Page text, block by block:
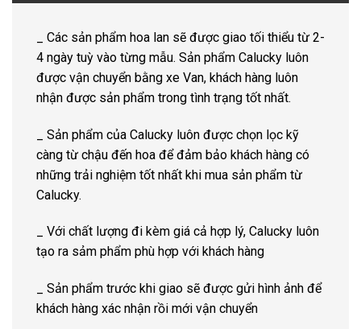
_ Các sản phẩm hoa lan sẽ được giao tối thiểu từ 2-
4 ngày tuỳ vào từng mẫu. Sản phẩm Calucky luôn
được vận chuyển bằng xe Van, khách hàng luôn
nhận được sản phẩm trong tình trạng tốt nhất.
_ Sản phẩm của Calucky luôn được chọn lọc kỹ
càng từ chậu đến hoa để đảm bảo khách hàng có
những trải nghiệm tốt nhất khi mua sản phẩm từ
Calucky.
_ Với chất lượng đi kèm giá cả hợp lý, Calucky luôn
tạo ra sảm phẩm phù hợp với khách hàng
_ Sản phẩm trước khi giao sẽ được gửi hình ảnh để
khách hàng xác nhận rồi mới vận chuyển